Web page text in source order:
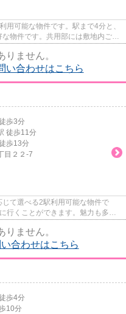
用可能な物件です。駅まで4分と、
物件です。共用部には敷地内ごみ
りません。
い合わせはこちら
歩3分
徒歩11分
歩13分
目２２-7
て選べる2駅利用可能な物件で
行くことができます。魅力も多い
りません。
合わせはこちら
歩4分
10分